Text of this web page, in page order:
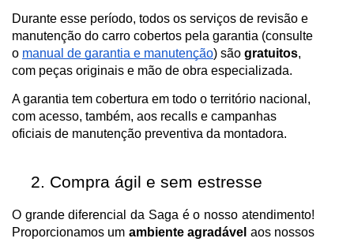
Durante esse período, todos os serviços de revisão e
manutenção do carro cobertos pela garantia (consulte
o manual de garantia e manutenção) são gratuitos,
com peças originais e mão de obra especializada.
A garantia tem cobertura em todo o território nacional,
com acesso, também, aos recalls e campanhas
oficiais de manutenção preventiva da montadora.
Compra ágil e sem estresse
O grande diferencial da Saga é o nosso atendimento!
Proporcionamos um ambiente agradável aos nossos